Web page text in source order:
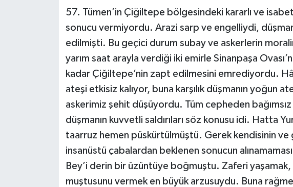
57. Tümen’in Çiğiltepe bölgesindeki kararlı ve
sonucu vermiyordu. Arazi sarp ve engelliydi,
edilmişti. Bu geçici durum subay ve askerlerin
yarım saat arayla verdiği iki emirle Sinanpaşa
kadar Çiğiltepe’nin zapt edilmesini emrediyordu.
ateşi etkisiz kalıyor, buna karşılık düşmanın yoğun
askerimiz şehit düşüyordu. Tüm cepheden
düşmanın kuvvetli saldırıları söz konusu idi. Hatta
taarruz hemen püskürtülmüştü. Gerek kendisinin
insanüstü çabalardan beklenen sonucun
Bey’i derin bir üzüntüye boğmuştu. Zaferi
muştusunu vermek en büyük arzusuydu. Buna